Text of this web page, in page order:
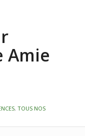
Amie
, TOUS NOS